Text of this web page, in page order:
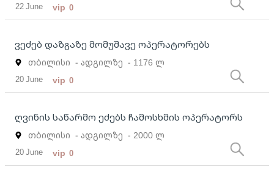
22 June vip 0
ვეძებ დაზგაზე მომუშავე ოპერატორებს
თბილისი - ადგილზე - 1176 ლ
20 June vip 0
ღვინის საწარმო ეძებს ჩამოსხმის ოპერატორს
თბილისი - ადგილზე - 2000 ლ
20 June vip 0